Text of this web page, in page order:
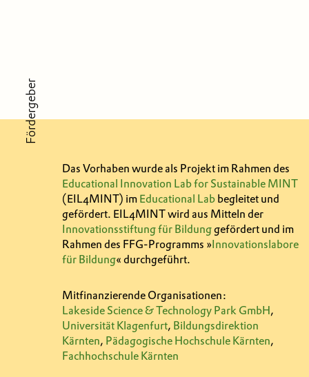
Fördergeber
Das Vorhaben wurde als Projekt im Rahmen des
Educational Innovation Lab for Sustainable MINT
(EIL4MINT) im Educational Labbegleitet und
gefördert. EIL4MINT wird aus Mitteln der
Innovationsstiftung für Bildunggefördert und im
Rahmen des FFG-Programms »Innovationslabore
für Bildung« durchgeführt.
Mitfinanzierende Organisationen:
Lakeside Science & Technology Park GmbH,
Universität Klagenfurt, Bildungsdirektion
Kärnten, Pädagogische Hochschule Kärnten,
Fachhochschule Kärnten